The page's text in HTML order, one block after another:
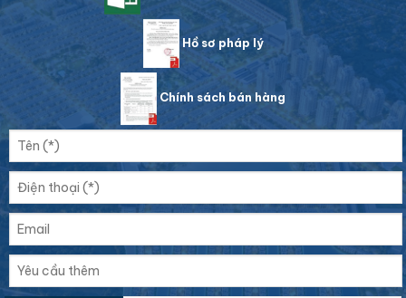
Hồ sơ pháp lý
Chính sách bán hàng